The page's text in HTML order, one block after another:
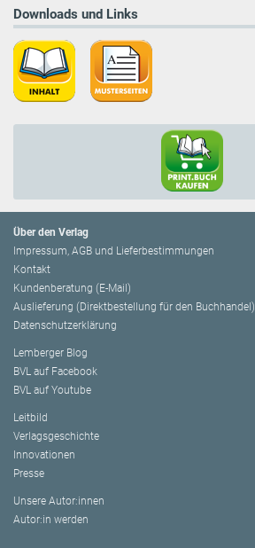
Downloads und Links
Über den Verlag
Impressum, AGB und Lieferbestimmungen
Kontakt
Kundenberatung (E-Mail)
Auslieferung (Direktbestellung für den Buchhandel)
Datenschutzerklärung
Lemberger Blog
BVL auf Facebook
BVL auf Youtube
Leitbild
Verlagsgeschichte
Innovationen
Presse
Unsere Autor:innen
Autor:in werden